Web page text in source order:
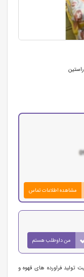
مشاهده اطلاعات تماس
من داوطلب هستم
تولید فراورده های قهوه و